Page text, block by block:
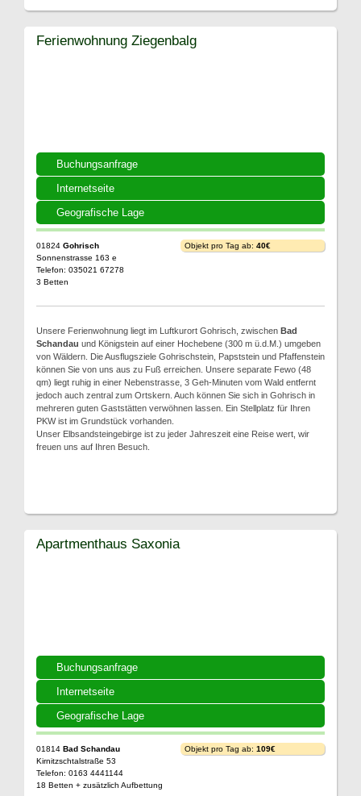
Buchungsanfrage
Internetseite
Geografische Lage
Ferienwohnung Ziegenbalg
01824 Gohrisch
Sonnenstrasse 163 e
Telefon: 035021 67278
3 Betten
Objekt pro Tag ab: 40€
Unsere Ferienwohnung liegt im Luftkurort Gohrisch, zwischen Bad
Schandau und Königstein auf einer Hochebene (300 m ü.d.M.) umgeben
von Wäldern. Die Ausflugsziele Gohrischstein, Papststein und Pfaffenstein
können Sie von uns aus zu Fuß erreichen. Unsere separate Fewo (48
qm) liegt ruhig in einer Nebenstrasse, 3 Geh-Minuten vom Wald entfernt
jedoch auch zentral zum Ortskern. Auch können Sie sich in Gohrisch in
mehreren guten Gaststätten verwöhnen lassen. Ein Stellplatz für Ihren
PKW ist im Grundstück vorhanden.
Unser Elbsandsteingebirge ist zu jeder Jahreszeit eine Reise wert, wir
freuen uns auf Ihren Besuch.
Buchungsanfrage
Internetseite
Geografische Lage
Apartmenthaus Saxonia
01814 Bad Schandau
Kirnitzschtalstraße 53
Telefon: 0163 4441144
18 Betten + zusätzlich Aufbettung
Objekt pro Tag ab: 109€